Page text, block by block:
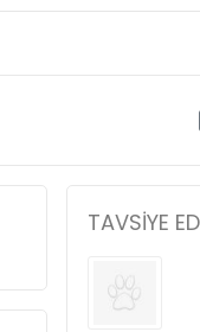
TAVSIYE